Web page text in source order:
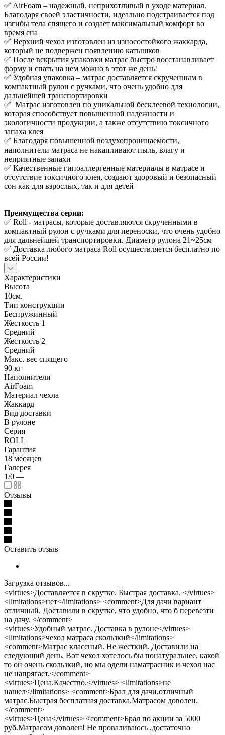
✅ AirFoam – надежный, неприхотливый в уходе материал.
Благодаря своей эластичности, идеально подстраивается под
изгибы тела спящего и создает максимальный комфорт во
время сна
✅ Верхний чехол изготовлен из износостойкого жаккарда,
который не подвержен появлению катышков
✅ После вскрытия упаковки матрас быстро восстанавливает
форму и спать на нем можно в этот же день!
✅ Удобная упаковка – матрас доставляется скрученным в
компактный рулон с ручками, что очень удобно для
дальнейшей транспортировки
✅ Матрас изготовлен по уникальной бесклеевой технологии,
которая способствует повышенной надежности и
экологичности продукции, а также отсутствию токсичного
запаха клея
✅ Благодаря повышенной воздухопроницаемости,
наполнители матраса не накапливают пыль, влагу и
неприятные запахи
✅ Качественные гипоаллергенные материалы в матрасе и
отсутствие токсичного клея, создают здоровый и безопасный
сон как для взрослых, так и для детей
Преимущества серии:
✅ Roll - матрасы, которые доставляются скрученными в
компактный рулон с ручками для переноски, что очень удобно
для дальнейшей транспортировки. Диаметр рулона 21~25см
✅ Доставка любого матраса Roll осуществляется бесплатно по
всей России!
Характеристики
Высота
10см.
Тип конструкции
Беспружинный
Жесткость 1
Средний
Жесткость 2
Средний
Макс. вес спящего
90 кг
Наполнители
AirFoam
Материал чехла
Жаккард
Вид доставки
В рулоне
Серия
ROLL
Гарантия
18 месяцев
Галерея
1/0 —
Отзывы
Оставить отзыв
Загрузка отзывов...
<virtues>Доставляется в скрутке. Быстрая доставка. </virtues>
<limitations>нет</limitations> <comment>Для дачи вариант
отличный. Доставили в скрутке, что удобно, что б перевезти
на дачу. </comment>
<virtues>Удобный матрас. Доставка в рулоне</virtues>
<limitations>чехол матраса скользкий</limitations>
<comment>Матрас классный. Не жесткий. Доставили на
следующий день. Вот чехол хотелось бы понатуральнее, какой
то он очень скользкий, но мы одели наматрасник и чехол нас
не напрягает.</comment>
<virtues>Цена.Качество.</virtues> <limitations>не
нашел</limitations> <comment>Брал для дачи,отличный
матрас.Быстрая бесплатная доставка.Матрасом доволен.
</comment>
<virtues>Цена</virtues> <comment>Брал по акции за 5000
руб.Матрасом доволен! Не проваливаюсь ,достаточно